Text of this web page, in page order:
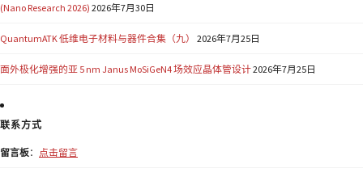
(Nano Research 2026) 2026年7月30日
QuantumATK 低维电子材料与器件合集（九） 2026年7月25日
面外极化增强的亚 5 nm Janus MoSiGeN4 场效应晶体管设计2026年7月25日
联系方式
留言板： 点击留言